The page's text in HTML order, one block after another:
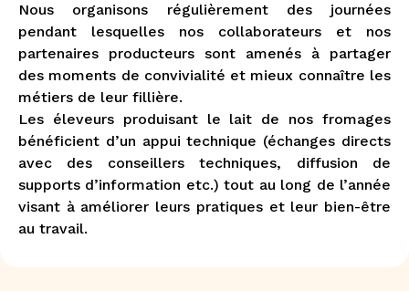
Nous organisons régulièrement des journées
pendant lesquelles nos collaborateurs et nos
partenaires producteurs sont amenés à partager
des moments de convivialité et mieux connaître les
métiers de leur fillière.
Les éleveurs produisant le lait de nos fromages
bénéficient d’un appui technique (échanges directs
avec des conseillers techniques, diffusion de
supports d’information etc.) tout au long de l’année
visant à améliorer leurs pratiques et leur bien-être
au travail.